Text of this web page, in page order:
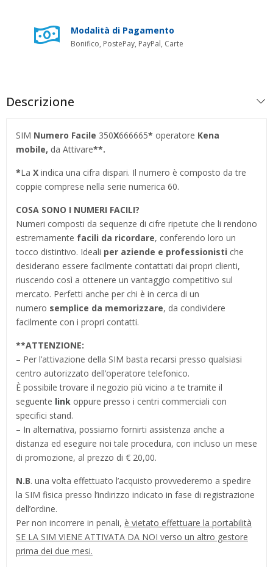
Modalità di Pagamento
Bonifico, PostePay, PayPal, Carte
Descrizione
SIM Numero Facile 350X666665* operatore Kena
mobile, da Attivare**.
*La X indica una cifra dispari. Il numero è composto da tre
coppie comprese nella serie numerica 60.
COSA SONO I NUMERI FACILI?
Numeri composti da sequenze di cifre ripetute che li rendono
estremamente facili da ricordare, conferendo loro un
tocco distintivo. Ideali per aziende e professionisti che
desiderano essere facilmente contattati dai propri clienti,
riuscendo così a ottenere un vantaggio competitivo sul
mercato. Perfetti anche per chi è in cerca di un
numero semplice da memorizzare, da condividere
facilmente con i propri contatti.
**ATTENZIONE:
– Per l’attivazione della SIM basta recarsi presso qualsiasi
centro autorizzato dell’operatore telefonico.
È possibile trovare il negozio più vicino a te tramite il
seguente link oppure presso i centri commerciali con
specifici stand.
– In alternativa, possiamo fornirti assistenza anche a
distanza ed eseguire noi tale procedura, con incluso un mese
di promozione, al prezzo di € 20,00.
N.B. una volta effettuato l’acquisto provvederemo a spedire
la SIM fisica presso l’indirizzo indicato in fase di registrazione
dell’ordine.
Per non incorrere in penali, è vietato effettuare la portabilità
SE LA SIM VIENE ATTIVATA DA NOI verso un altro gestore
prima dei due mesi.